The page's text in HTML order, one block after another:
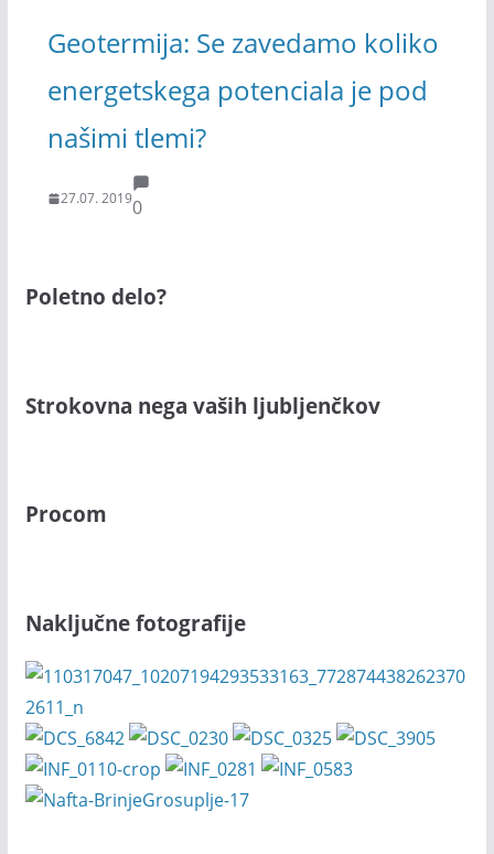
Geotermija: Se zavedamo koliko
energetskega potenciala je pod
našimi tlemi?
27.07. 20190
Poletno delo?
Strokovna nega vaših ljubljenčkov
Procom
Naključne fotografije